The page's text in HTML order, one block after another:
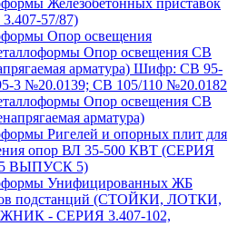
Железобетонных приставок
57/87)
Опор освещения
Опор освещения СВ
арматура) Шифр: СВ 95-
3 №20.0139; СВ 105/110 №20.0182
Опор освещения СВ
арматура)
Ригелей и опорных плит для
опор ВЛ 35-500 КВТ (СЕРИЯ
ВЫПУСК 5)
Унифицированных ЖБ
подстанций (СТОЙКИ, ЛОТКИ,
- СЕРИЯ 3.407-102,